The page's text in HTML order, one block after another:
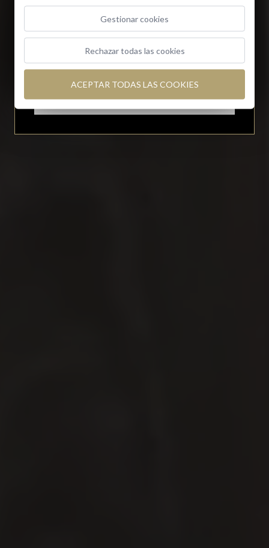
descuento en nuestras mejores Suites
Cerrar
Gestionar cookies
Rechazar todas las cookies
ACEPTAR TODAS LAS COOKIES